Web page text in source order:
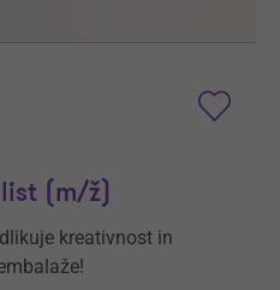
(m/ž)
kreativnost in